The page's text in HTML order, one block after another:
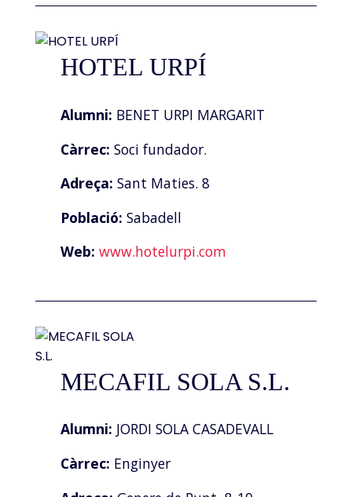
HOTEL URPÍ
Alumni: BENET URPI MARGARIT
Càrrec: Soci fundador.
Adreça: Sant Maties. 8
Població: Sabadell
Web: www.hotelurpi.com
MECAFIL SOLA S.L.
Alumni: JORDI SOLA CASADEVALL
Càrrec: Enginyer